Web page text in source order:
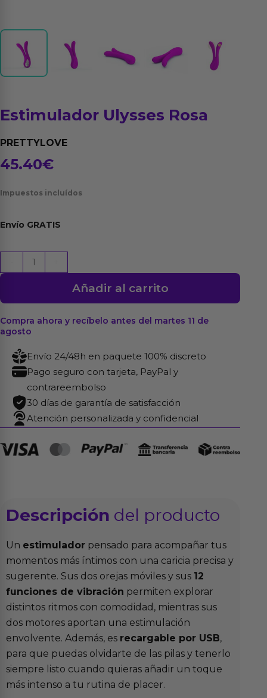
Estimulador Ulysses Rosa
PRETTYLOVE
45.40€
Impuestos incluídos
Envío GRATIS
Estimulador
Ulysses
cantidad
Añadir al carrito
Compra ahora y recíbelo antes del martes 11 de
agosto
Envío 24/48h en paquete 100% discreto
Pago seguro con tarjeta, PayPal y
contrareembolso
30 días de garantía de satisfacción
Atención personalizada y confidencial
Descripción del producto
Un estimulador pensado para acompañar tus
momentos más íntimos con una caricia precisa y
sugerente. Sus dos orejas móviles y sus 12
funciones de vibración permiten explorar
distintos ritmos con comodidad, mientras sus
dos motores aportan una estimulación
envolvente. Además, es recargable por USB,
para que puedas olvidarte de las pilas y tenerlo
siempre listo cuando quieras añadir un toque
más intenso a tu rutina de placer.